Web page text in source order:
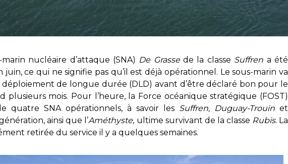
nucléaire d’attaque (SNA) De Grassede la classe Suffren a été
juin, ce qui ne signifie pas qu’il est déjà opérationnel. Le sous-marin va
déploiement de longue durée (DLD) avant d’être déclaré bon pour le
plusieurs mois. Pour l’heure, la Force océanique stratégique (FOST)
quatre SNA opérationnels, à savoir les Suffren, Duguay-Trouin et
ainsi que l’Améthyste, ultime survivant de la classe Rubis. La
retirée du service il y a quelques semaines.